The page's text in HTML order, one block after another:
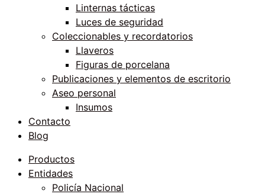
Linternas tácticas
Luces de seguridad
Coleccionables y recordatorios
Llaveros
Figuras de porcelana
Publicaciones y elementos de escritorio
Aseo personal
Insumos
Contacto
Blog
Productos
Entidades
Policía Nacional